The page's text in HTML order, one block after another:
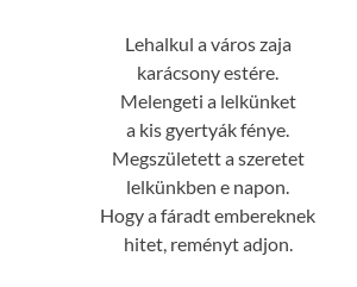
Lehalkul a város zaja
karácsony estére.
Melengeti a lelkünket
a kis gyertyák fénye.
Megszületett a szeretet
lelkünkben e napon.
Hogy a fáradt embereknek
hitet, reményt adjon.